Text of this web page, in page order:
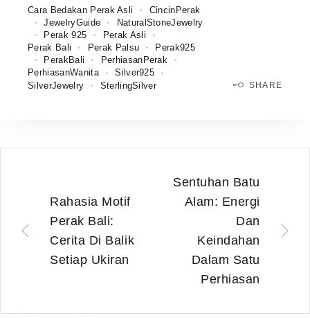
Cara Bedakan Perak Asli
CincinPerak
JewelryGuide
NaturalStoneJewelry
Perak 925
Perak Asli
Perak Bali
Perak Palsu
Perak925
PerakBali
PerhiasanPerak
PerhiasanWanita
Silver925
SilverJewelry
SterlingSilver SHARE
Rahasia Motif
Perak Bali:
Cerita Di Balik
Setiap Ukiran
Sentuhan Batu
Alam: Energi
Dan
Keindahan
Dalam Satu
Perhiasan